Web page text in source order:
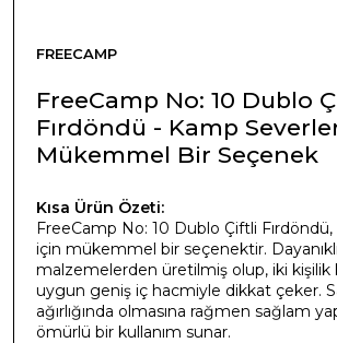
FREECAMP
FreeCamp No: 10 Dublo
Fırdöndü - Kamp
Mükemmel Bir Seçenek
Kısa Ürün Özeti:
FreeCamp No: 10 Dublo Çiftli
için mükemmel bir seçenektir. Dayanıklı
malzemelerden üretilmiş olup, iki kişilik
uygun geniş iç hacmiyle dikkat çeker.
ağırlığında olmasına rağmen sağlam
ömürlü bir kullanım sunar.